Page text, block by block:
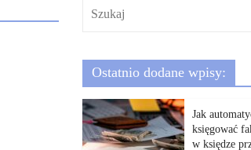
Ostatnio dodane wpisy:
Jak
księgować
w księdze